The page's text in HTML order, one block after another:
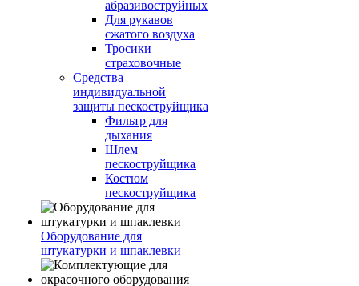
абразивоструйных
Для рукавов
сжатого воздуха
Тросики
страховочные
Средства
индивидуальной
защиты пескоструйщика
Фильтр для
дыхания
Шлем
пескоструйщика
Костюм
пескоструйщика
Оборудование для
штукатурки и шпаклевки